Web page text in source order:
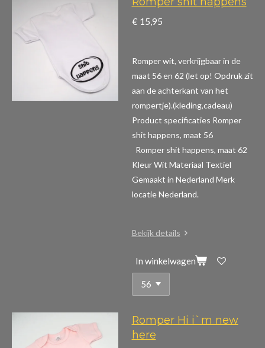
€ 15,95
Romper wit, verkrijgbaar in de
maat 56 en 62 (let op! Opdruk zit
aan de achterkant van het
rompertje).(kleding,cadeau)
Product specificaties Romper
shit happens, maat 56
Romper shit happens, maat 62
Kleur Wit Materiaal Textiel
Gemaakt in Nederland Merk
locatie Nederland.
Bekijk details
In winkelwagen
Romper Hi i`m new
here